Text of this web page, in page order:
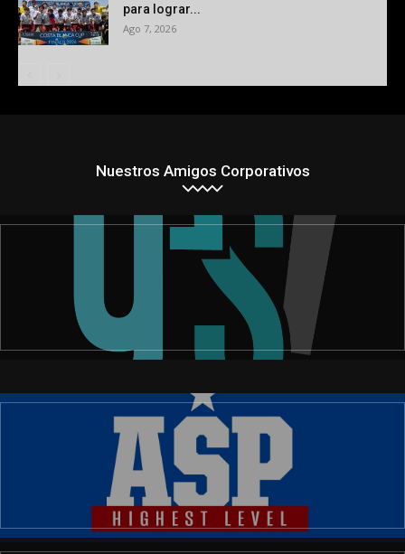
para lograr...
Ago 7, 2026
Nuestros Amigos Corporativos